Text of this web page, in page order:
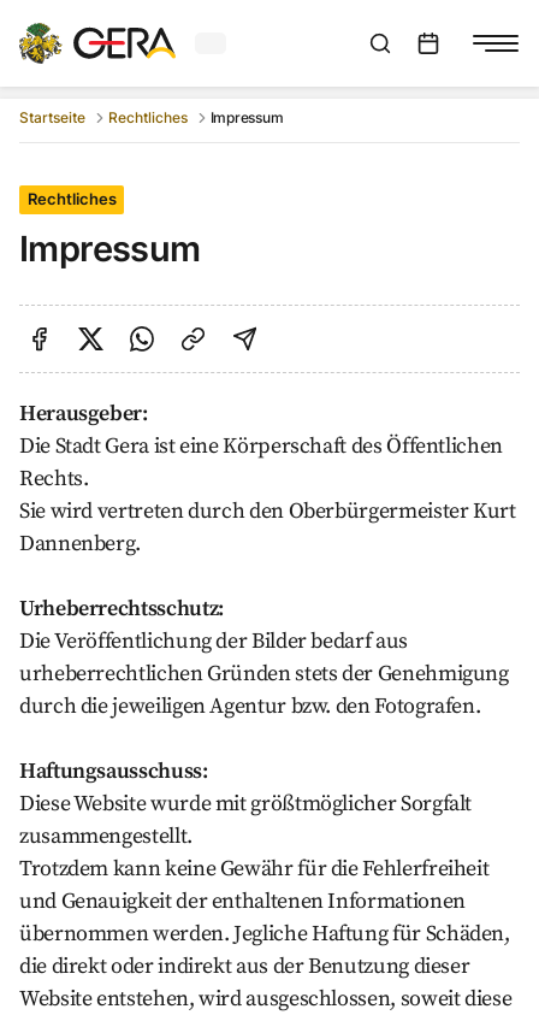
Aktuelles Wetter in GeraSuchleiste anzeigen
Startseite Rechtliches Impressum
Rechtliches
Impressum
Auf Facebook teilen
Auf Twitter teilen
Per Link teilen
shareViaEmail
Herausgeber:
Die Stadt Gera ist eine Körperschaft des Öffentlichen
Rechts.
Sie wird vertreten durch den Oberbürgermeister Kurt
Dannenberg.
Urheberrechtsschutz:
Die Veröffentlichung der Bilder bedarf aus
urheberrechtlichen Gründen stets der Genehmigung
durch die jeweiligen Agentur bzw. den Fotografen.
Haftungsausschuss:
Diese Website wurde mit größtmöglicher Sorgfalt
zusammengestellt.
Trotzdem kann keine Gewähr für die Fehlerfreiheit
und Genauigkeit der enthaltenen Informationen
übernommen werden. Jegliche Haftung für Schäden,
die direkt oder indirekt aus der Benutzung dieser
Website entstehen, wird ausgeschlossen, soweit diese